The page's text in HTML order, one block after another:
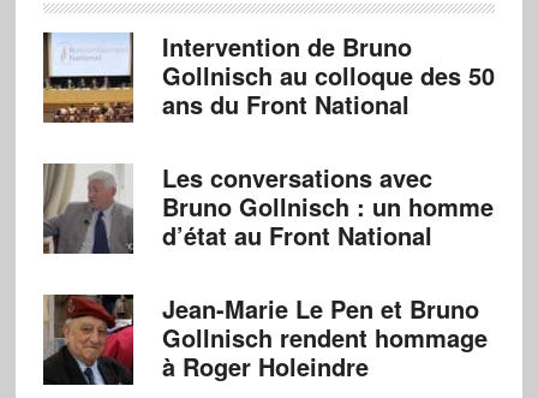
Intervention de Bruno
Gollnisch au colloque des 50
ans du Front National
Les conversations avec
Bruno Gollnisch : un homme
d’état au Front National
Jean-Marie Le Pen et Bruno
Gollnisch rendent hommage
à Roger Holeindre